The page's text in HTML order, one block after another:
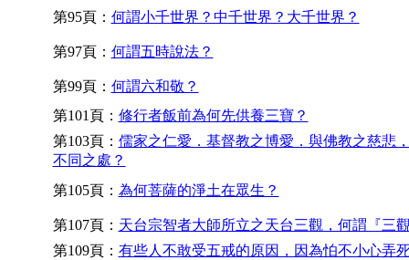
第95頁： 何謂小千世界？中千世界？大千世界？
第97頁： 何謂五時說法？
第99頁： 何謂六和敬？
第101頁： 修行者飯前為何先供養三寶？
第103頁： 儒家之仁愛．基督教之博愛．與佛教之慈悲
不同之處？
第105頁： 為何菩薩的淨土在眾生？
第107頁： 天台宗智者大師所立之天台三觀，何謂『三
第109頁： 有些人不敢受五戒的原因，因為怕不小心弄